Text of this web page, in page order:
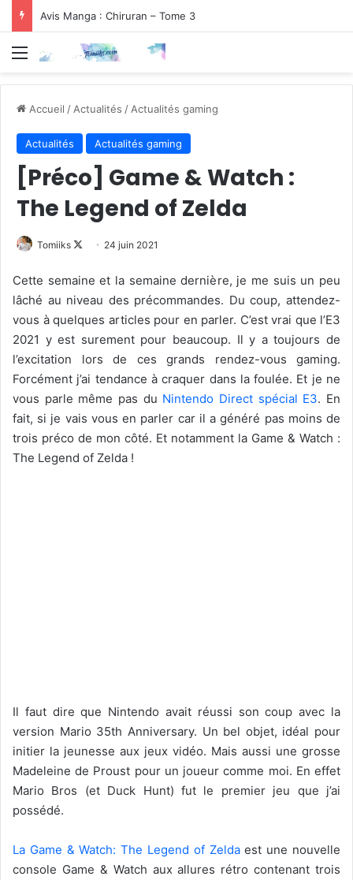
Avis Manga : Chiruran – Tome 3
Menu
Accueil / Actualités / Actualités gaming
Actualités Actualités gaming
[Préco] Game & Watch :
The Legend of Zelda
Tomiiks
Follow
X
24 juin 2021
Cette semaine et la semaine dernière, je me suis un peu
lâché au niveau des précommandes. Du coup, attendez-
vous à quelques articles pour en parler. C’est vrai que l’E3
2021 y est surement pour beaucoup. Il y a toujours de
l’excitation lors de ces grands rendez-vous gaming.
Forcément j’ai tendance à craquer dans la foulée. Et je ne
vous parle même pas du Nintendo Direct spécial E3. En
fait, si je vais vous en parler car il a généré pas moins de
trois préco de mon côté. Et notamment la Game & Watch :
The Legend of Zelda !
Il faut dire que Nintendo avait réussi son coup avec la
version Mario 35th Anniversary. Un bel objet, idéal pour
initier la jeunesse aux jeux vidéo. Mais aussi une grosse
Madeleine de Proust pour un joueur comme moi. En effet
Mario Bros (et Duck Hunt) fut le premier jeu que j’ai
possédé.
La Game & Watch: The Legend of Zeldaest une nouvelle
console Game & Watch aux allures rétro contenant trois